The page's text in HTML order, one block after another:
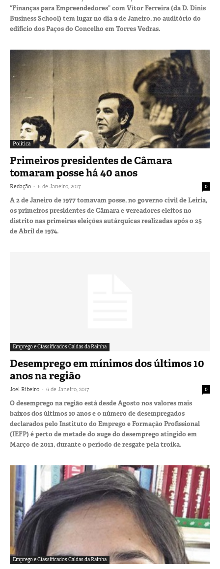
“Finanças para Empreendedores” com Vítor Ferreira (da D. Dinis
Business School) tem lugar no dia 9 de Janeiro, no auditório do
edifício dos Paços do Concelho em Torres Vedras.
Política
Primeiros presidentes de Câmara
tomaram posse há 40 anos
Redação - 6 de Janeiro, 2017 0
A 2 de Janeiro de 1977 tomavam posse, no governo civil de Leiria,
os primeiros presidentes de Câmara e vereadores eleitos no
distrito nas primeiras eleições autárquicas realizadas após o 25
de Abril de 1974.
Emprego e Classificados Caldas da Rainha
Desemprego em mínimos dos últimos 10
anos na região
Joel Ribeiro - 6 de Janeiro, 2017 0
O desemprego na região está desde Agosto nos valores mais
baixos dos últimos 10 anos e o número de desempregados
declarados pelo Instituto do Emprego e Formação Profissional
(IEFP) é perto de metade do auge do desemprego atingido em
Março de 2013, durante o período de resgate pela troika.
Emprego e Classificados Caldas da Rainha